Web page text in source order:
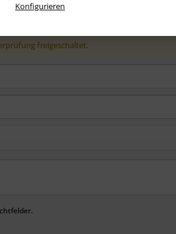
freigeschaltet.
Konfigurieren